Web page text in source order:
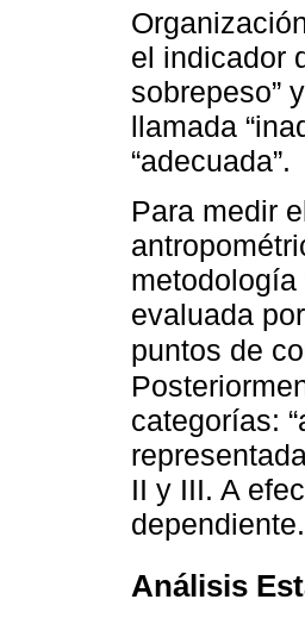
el indicador
sobrepeso”
llamada
“adecuada”.
Para medir
evaluada
puntos de
categorías:
II y III. A
dependiente.
Análisis